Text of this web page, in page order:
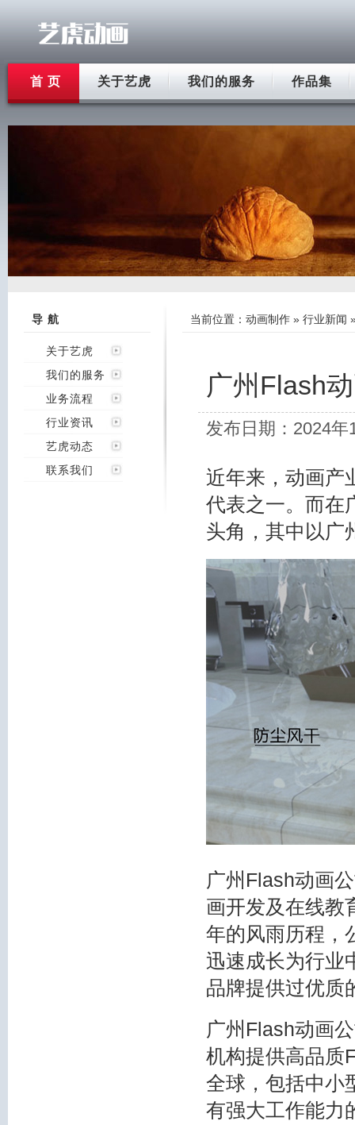
首 页 关于艺虎 我们的服务 作品集
导 航
关于艺虎
我们的服务
业务流程
行业资讯
艺虎动态
联系我们
当前位置： 动画制作 » 行业新闻
广州Flash
发布日期：2024
近年来，动画产
代表之一。而在
头角，其中以广
广州Flash动画
画开发及在线教
年的风雨历程，
迅速成长为行业
品牌提供过优质
广州Flash动画
机构提供高品质
全球，包括中小
有强大工作能力